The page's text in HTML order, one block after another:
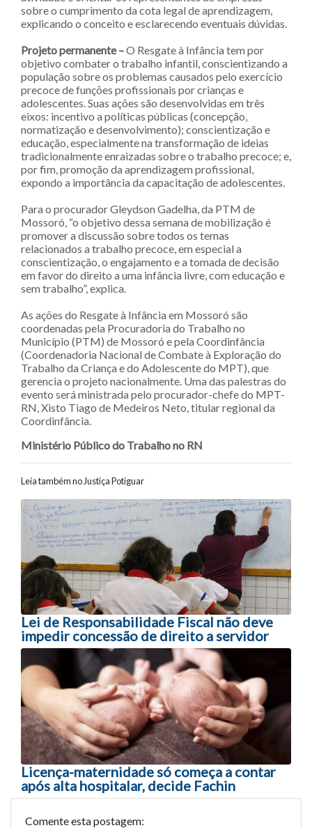
sobre o cumprimento da cota legal de aprendizagem,
explicando o conceito e esclarecendo eventuais dúvidas.
Projeto permanente –O Resgate à Infância tem por
objetivo combater o trabalho infantil, conscientizando a
população sobre os problemas causados pelo exercício
precoce de funções profissionais por crianças e
adolescentes. Suas ações são desenvolvidas em três
eixos: incentivo a políticas públicas (concepção,
normatização e desenvolvimento); conscientização e
educação, especialmente na transformação de ideias
tradicionalmente enraizadas sobre o trabalho precoce; e,
por fim, promoção da aprendizagem profissional,
expondo a importância da capacitação de adolescentes.
Para o procurador Gleydson Gadelha, da PTM de
Mossoró, “o objetivo dessa semana de mobilização é
promover a discussão sobre todos os temas
relacionados a trabalho precoce, em especial a
conscientização, o engajamento e a tomada de decisão
em favor do direito a uma infância livre, com educação e
sem trabalho”, explica.
As ações do Resgate à Infância em Mossoró são
coordenadas pela Procuradoria do Trabalho no
Município (PTM) de Mossoró e pela Coordinfância
(Coordenadoria Nacional de Combate à Exploração do
Trabalho da Criança e do Adolescente do MPT), que
gerencia o projeto nacionalmente. Uma das palestras do
evento será ministrada pelo procurador-chefe do MPT-
RN, Xisto Tiago de Medeiros Neto, titular regional da
Coordinfância.
Ministério Público do Trabalho no RN
Leia também no Justiça Potiguar
Navegação entre posts
Lei de Responsabilidade Fiscal não deve
impedir concessão de direito a servidor
Licença-maternidade só começa a contar
após alta hospitalar, decide Fachin
Comente esta postagem: